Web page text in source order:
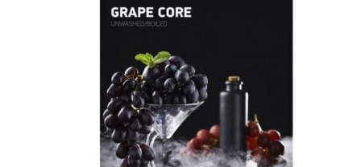
составляла
750,00 ₽.